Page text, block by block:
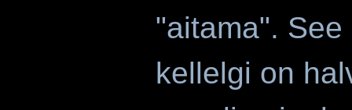
"aitama".
kellelgi on